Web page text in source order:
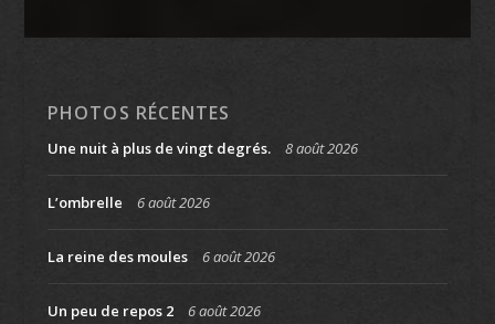
PHOTOS RÉCENTES
Une nuit à plus de vingt degrés. 8 août 2026
L’ombrelle 6 août 2026
La reine des moules 6 août 2026
Un peu de repos 2 6 août 2026